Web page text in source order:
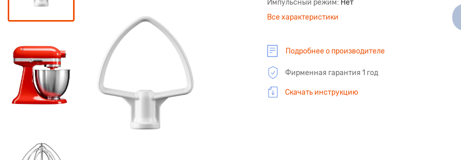
Импульсный режим Нет
Все характеристики
Подробнее о производителе
Фирменная гарантия 1 год
Скачать инструкцию